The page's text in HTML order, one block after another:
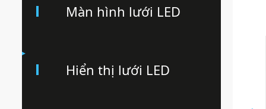
Màn hình lưới LED
Hiển thị lưới LED